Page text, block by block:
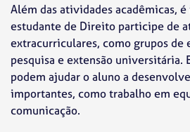
Além das atividades acadêmicas,
estudante de Direito participe de
extracurriculares, como grupos de
pesquisa e extensão universitária.
podem ajudar o aluno a
importantes, como trabalho em
comunicação.